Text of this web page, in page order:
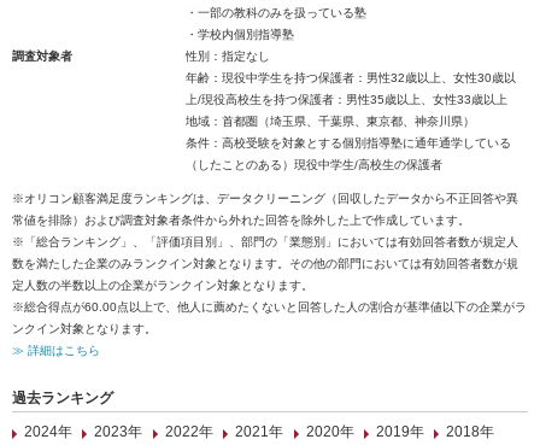
・一部の教科のみを扱っている塾
・学校内個別指導塾
調査対象者
性別：指定なし
年齢：現役中学生を持つ保護者：男性32歳以上、女性30歳以
上/現役高校生を持つ保護者：男性35歳以上、女性33歳以上
地域：首都圏（埼玉県、千葉県、東京都、神奈川県）
条件：高校受験を対象とする個別指導塾に通年通学している
（したことのある）現役中学生/高校生の保護者
※オリコン顧客満足度ランキングは、データクリーニング（回収したデータから不正回答や異
常値を排除）および調査対象者条件から外れた回答を除外した上で作成しています。
※「総合ランキング」、「評価項目別」、部門の「業態別」においては有効回答者数が規定人
数を満たした企業のみランクイン対象となります。その他の部門においては有効回答者数が規
定人数の半数以上の企業がランクイン対象となります。
※総合得点が60.00点以上で、他人に薦めたくないと回答した人の割合が基準値以下の企業がラ
ンクイン対象となります。
≫ 詳細はこちら
過去ランキング
2024年
2023年 2022年 2021年 2020年 2019年
2018年